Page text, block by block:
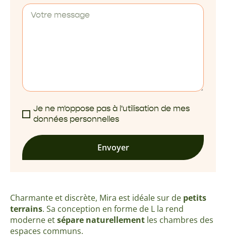
Charmante et discrète, Mira est idéale sur de petits
terrains. Sa conception en forme de L la rend
moderne etsépare naturellement les chambres des
espaces communs.
Je ne m'oppose pas à l'utilisation de mes
données personnelles
Envoyer